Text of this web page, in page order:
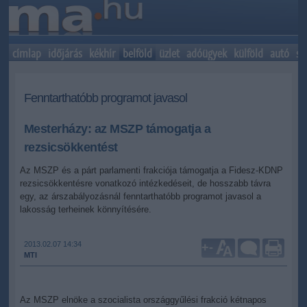
címlap időjárás kékhír belföld üzlet adóügyek külföld autó
Fenntarthatóbb programot javasol
Mesterházy: az MSZP támogatja a
rezsicsökkentést
Az MSZP és a párt parlamenti frakciója támogatja a Fidesz-KDNP
rezsicsökkentésre vonatkozó intézkedéseit, de hosszabb távra
egy, az árszabályozásnál fenntarthatóbb programot javasol a
lakosság terheinek könnyítésére.
2013.02.07 14:34
MTI
+-
Az MSZP elnöke a szocialista országgyűlési frakció kétnapos